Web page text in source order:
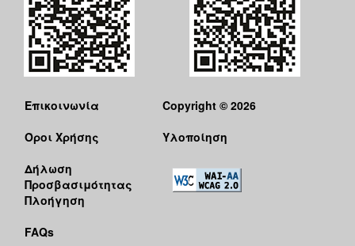
Επικοινωνία
Όροι Χρήσης
Δήλωση
Προσβασιμότητας
Πλοήγηση
FAQs
Copyright © 2026
Υλοποίηση